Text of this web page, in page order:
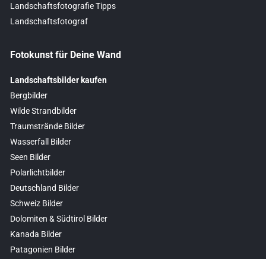
Landschaftsfotografie Tipps
Landschaftsfotograf
Fotokunst für Deine Wand
Landschaftsbilder kaufen
Bergbilder
Wilde Strandbilder
Traumstrände Bilder
Wasserfall Bilder
Seen Bilder
Polarlichtbilder
Deutschland Bilder
Schweiz Bilder
Dolomiten & Südtirol Bilder
Kanada Bilder
Patagonien Bilder